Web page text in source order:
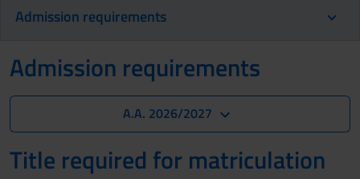
Admission requirements
Admission requirements
A.A. 2026/2027
Title required for matriculation